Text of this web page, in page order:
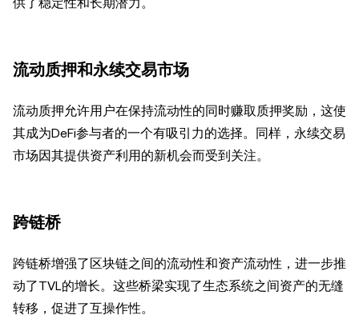
流动质押和永续交易市场
流动质押允许用户在保持流动性的同时赚取质押奖励，这使
其成为DeFi参与者的一个有吸引力的选择。同样，永续交易
市场因其提供资产利用的新机会而受到关注。
跨链桥
跨链桥增强了区块链之间的流动性和资产流动性，进一步推
动了TVL的增长。这些桥梁实现了生态系统之间资产的无缝
转移，促进了互操作性。